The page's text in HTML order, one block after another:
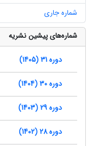
شماره جاری
شماره‌های پیشین نشریه
دوره 31 (1405)
دوره 30 (1404)
دوره 29 (1403)
دوره 28 (1402)